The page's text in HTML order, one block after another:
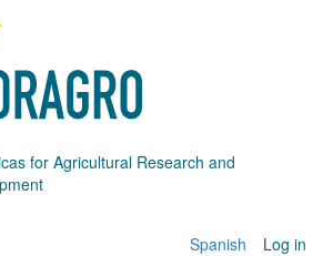
for Agricultural Research and
Log in
Spanish